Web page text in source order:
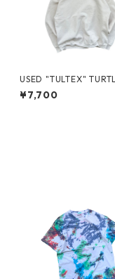
USED "TULTEX"
CK SWEAT
¥7,700